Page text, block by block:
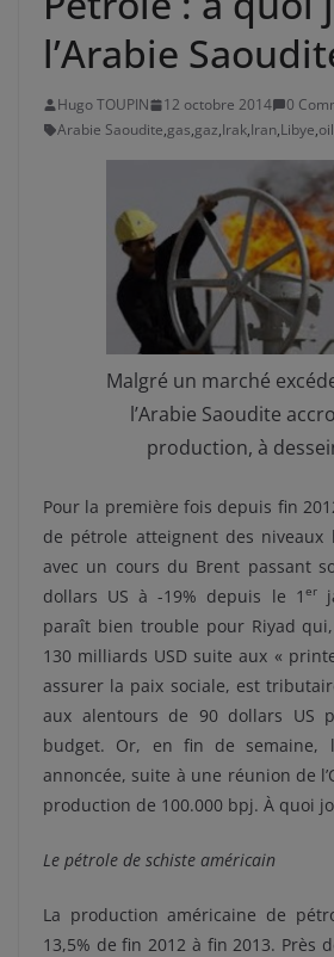
l’Arabie
Hugo TOUPIN 12 octobre 2014
0
Arabie Saoudite,gas,gaz,Irak,Iran,Libye,oil
Malgré un marché
l’Arabie Saoudite
production, à
Pour la première fois depuis fin
de pétrole atteignent des niveaux
avec un cours du Brent passant
dollars US à -19% depuis le 1 er
paraît bien trouble pour Riyad
130 milliards USD suite aux «
assurer la paix sociale, est
aux alentours de 90 dollars US
budget. Or, en fin de semaine,
annoncée, suite à une réunion de
production de 100.000 bpj. À quoi
Le pétrole de schiste américain
La production américaine de
13,5% de fin 2012 à fin 2013. Près